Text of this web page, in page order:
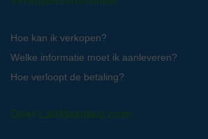
Hoe kan ik verkopen?
Welke informatie moet ik aanleveren?
Hoe verloopt de betaling?
Over LabMakelaar.com